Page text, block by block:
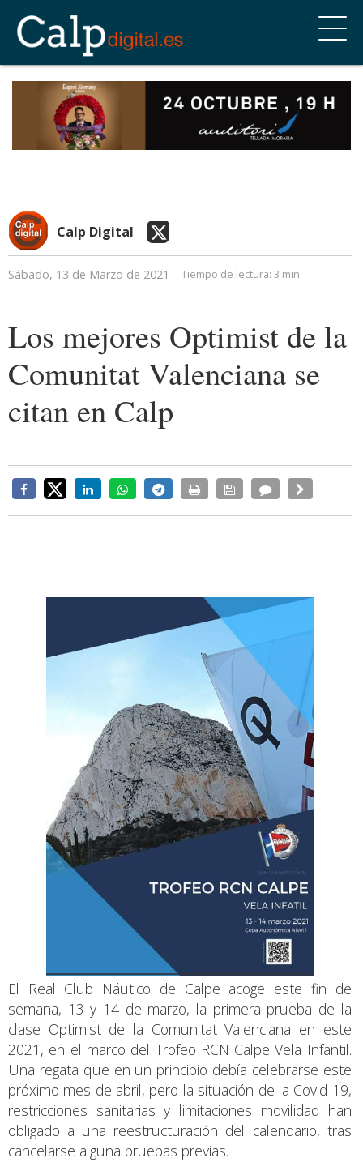
Calp Digital
Sábado, 13 de Marzo de 2021 Tiempo de lectura: 3 min
Los mejores Optimist de la
Comunitat Valenciana se
citan en Calp
El Real Club Náutico de Calpe acoge este fin de
semana, 13 y 14 de marzo, la primera prueba de la
clase Optimist de la Comunitat Valenciana en este
2021, en el marco del Trofeo RCN Calpe Vela Infantil.
Una regata que en un principio debía celebrarse este
próximo mes de abril, pero la situación de la Covid 19,
restricciones sanitarias y limitaciones movilidad han
obligado a una reestructuración del calendario, tras
cancelarse alguna pruebas previas.